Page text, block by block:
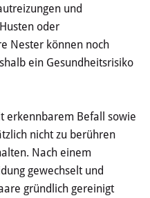
und
oder
Nester können noch
ein Gesundheitsrisiko
erkennbarem Befall sowie
nicht zu berühren
Nach einem
gewechselt und
gründlich gereinigt